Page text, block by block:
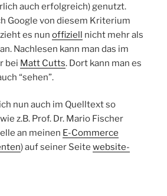
auch erfolgreich) genutzt.
Google von diesem Kriterium
es nun offiziell nicht mehr als
Nachlesen kann man das im
bei Matt Cutts. Dort kann man es
“sehen”.
nun auch im Quelltext so
z.B. Prof. Dr. Mario Fischer
an meinen E-Commerce
) auf seiner Seite website-